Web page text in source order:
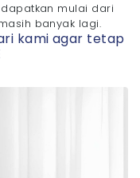
mulai dari
banyak lagi.
kami agar tetap